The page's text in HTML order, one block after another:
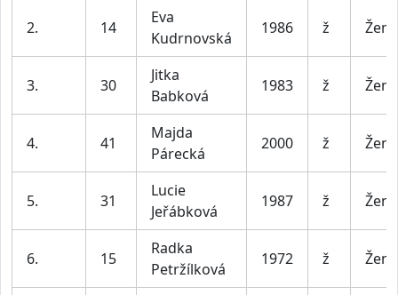
2. 14
Eva
Kudrnovská
1986 ž Ženy
3. 30
Jitka
Babková
1983 ž Ženy
4. 41
Majda
Párecká
2000 ž Ženy
5. 31
Lucie
Jeřábková
1987 ž Ženy
6. 15
Radka
Petržílková
1972 ž Ženy